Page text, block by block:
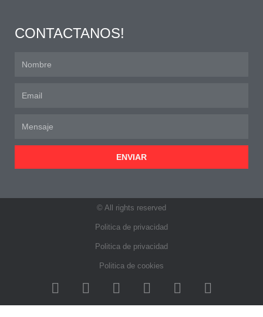
CONTACTANOS!
ENVIAR
© All rights reserved
Politica de privacidad
Politica de privacidad
Politica de cookies